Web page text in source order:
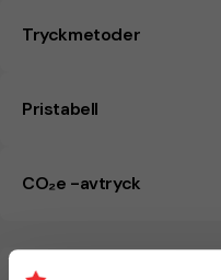
Tryckmetoder
Pristabell
CO₂e -avtryck